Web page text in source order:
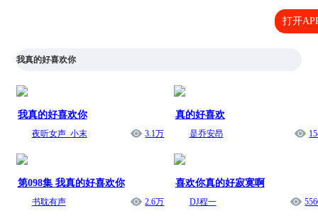
打开
我真的好喜欢你
我真的好喜欢你
夜听女声_小末 3.1万
第098集 我真的好喜欢你
书耽有声 2.6万
真的好喜欢
是乔安昂
喜欢你真的好寂寞啊
DJ程一